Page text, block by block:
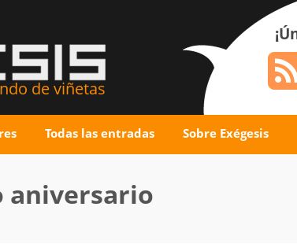
de viñetas
Todas las entradas Sobre Exégesis
aniversario